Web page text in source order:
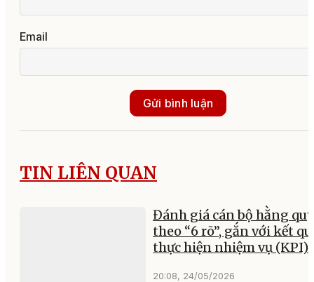
Email
Gửi bình luận
TIN LIÊN QUAN
Đánh giá cán bộ hằng quý
theo “6 rõ”, gắn với kết
thực hiện nhiệm vụ (KPI)
20:08, 24/05/2026